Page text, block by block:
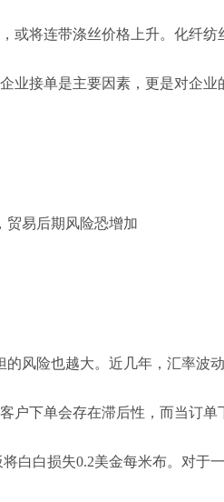
或将连带涤丝价格上升。化纤
业接单是主要因素，更是对企业
贸易后期风险恐增加
的风险也越大。近几年，汇率波
户下单会存在滞后性，而当订
白白损失0.2美金每米布。对于